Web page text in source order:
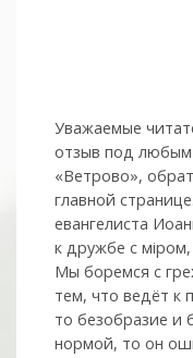
Уважаемые
отзыв под любым
«Ветрово»,
главной
евангелиста
к дружбе с мiром,
Мы боремся с
тем, что ведёт к
то безобразие и
нормой, то он